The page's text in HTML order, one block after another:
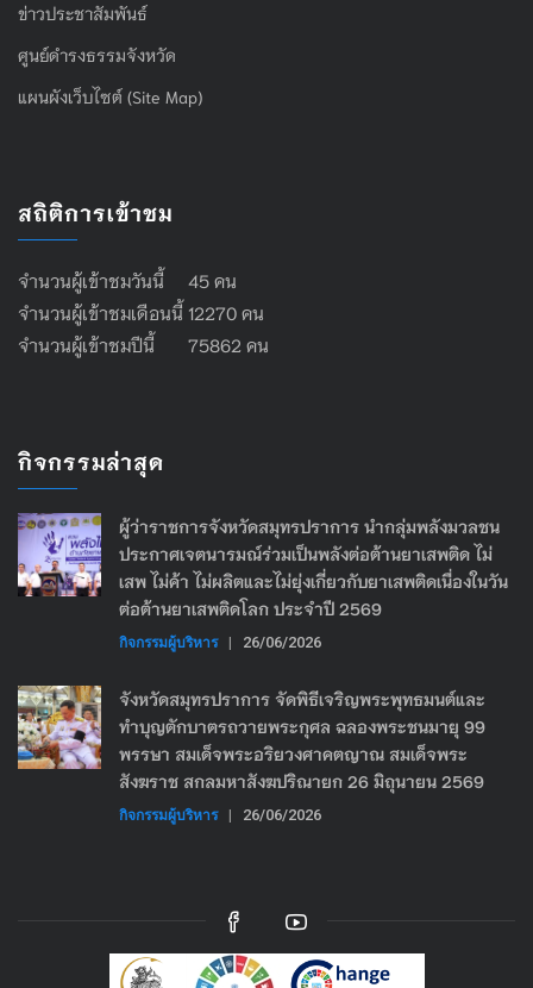
ข่าวประชาสัมพันธ์
ศูนย์ดำรงธรรมจังหวัด
แผนผังเว็บไซต์ (Site Map)
สถิติการเข้าชม
จำนวนผู้เข้าชมวันนี้ 45 คน
จำนวนผู้เข้าชมเดือนนี้ 12270 คน
จำนวนผู้เข้าชมปีนี้ 75862 คน
กิจกรรมล่าสุด
ผู้ว่าราชการจังหวัดสมุทรปราการ นำกลุ่มพลังมวลชน
ประกาศเจตนารมณ์ร่วมเป็นพลังต่อต้านยาเสพติด ไม่
เสพ ไม่ค้า ไม่ผลิตและไม่ยุ่งเกี่ยวกับยาเสพติดเนื่องในวัน
ต่อต้านยาเสพติดโลก ประจำปี 2569
กิจกรรมผู้บริหาร | 26/06/2026
จังหวัดสมุทรปราการ จัดพิธีเจริญพระพุทธมนต์และ
ทำบุญตักบาตรถวายพระกุศล ฉลองพระชนมายุ 99
พรรษา สมเด็จพระอริยวงศาคตญาณ สมเด็จพระ
สังฆราช สกลมหาสังฆปริณายก 26 มิถุนายน 2569
กิจกรรมผู้บริหาร | 26/06/2026